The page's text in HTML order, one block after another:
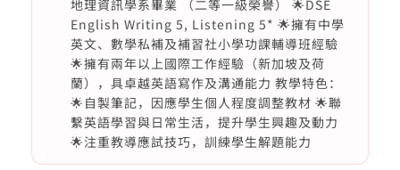
地理資訊學系畢業 （二等一級榮譽） 🌟DSE
English Writing 5, Listening 5* 🌟擁有中學
英文、數學私補及補習社小學功課輔導班經驗
🌟擁有兩年以上國際工作經驗（新加坡及荷
蘭），具卓越英語寫作及溝通能力 教學特色：
🌟自製筆記，因應學生個人程度調整教材 🌟聯
繫英語學習與日常生活，提升學生興趣及動力
🌟注重教導應試技巧，訓練學生解題能力